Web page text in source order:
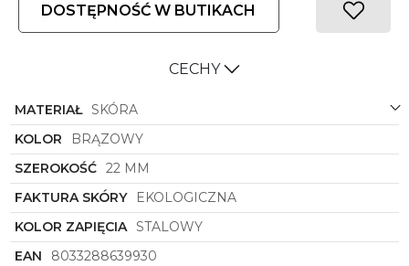
DOSTĘPNOŚĆ W BUTIKACH
CECHY
MATERIAŁ SKÓRA
KOLOR
BRĄZOWY
SZEROKOŚĆ 22 MM
FAKTURA SKÓRY
EKOLOGICZNA
KOLOR ZAPIĘCIA STALOWY
EAN
8033288639930